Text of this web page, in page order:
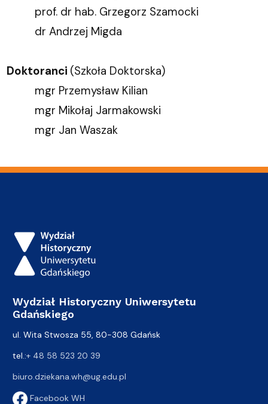
prof. dr hab. Grzegorz Szamocki
dr Andrzej Migda
Doktoranci (Szkoła Doktorska)
mgr Przemysław Kilian
mgr Mikołaj Jarmakowski
mgr Jan Waszak
Wydział Historyczny Uniwersytetu
Gdańskiego
ul. Wita Stwosza 55, 80-308 Gdańsk
tel.:+ 48 58 523 20 39
biuro.dziekana.wh@ug.edu.pl
Facebook WH